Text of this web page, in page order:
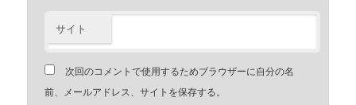
サイト
次回のコメントで使用するためブラウザーに自分の名
前、メールアドレス、サイトを保存する。